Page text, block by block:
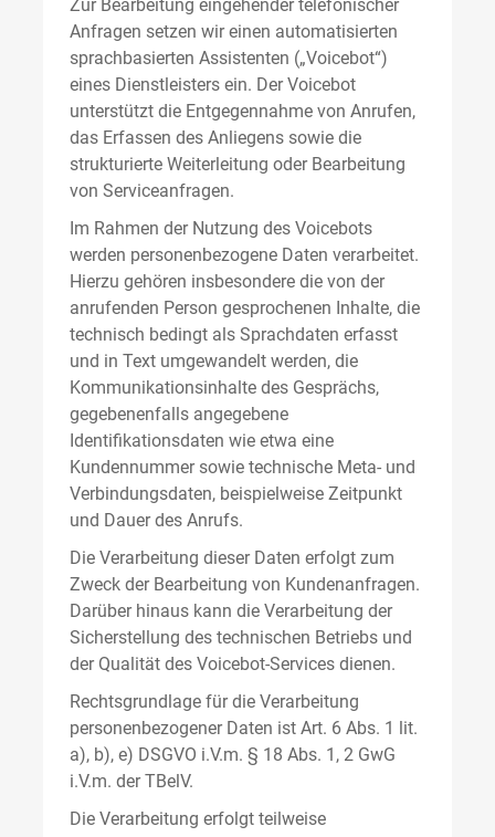
Zur Bearbeitung eingehender telefonischer
Anfragen setzen wir einen automatisierten
sprachbasierten Assistenten („Voicebot“)
eines Dienstleisters ein. Der Voicebot
unterstützt die Entgegennahme von Anrufen,
das Erfassen des Anliegens sowie die
strukturierte Weiterleitung oder Bearbeitung
von Serviceanfragen.
Im Rahmen der Nutzung des Voicebots
werden personenbezogene Daten verarbeitet.
Hierzu gehören insbesondere die von der
anrufenden Person gesprochenen Inhalte, die
technisch bedingt als Sprachdaten erfasst
und in Text umgewandelt werden, die
Kommunikationsinhalte des Gesprächs,
gegebenenfalls angegebene
Identifikationsdaten wie etwa eine
Kundennummer sowie technische Meta- und
Verbindungsdaten, beispielweise Zeitpunkt
und Dauer des Anrufs.
Die Verarbeitung dieser Daten erfolgt zum
Zweck der Bearbeitung von Kundenanfragen.
Darüber hinaus kann die Verarbeitung der
Sicherstellung des technischen Betriebs und
der Qualität des Voicebot-Services dienen.
Rechtsgrundlage für die Verarbeitung
personenbezogener Daten ist Art. 6 Abs. 1 lit.
a), b), e) DSGVO i.V.m. § 18 Abs. 1, 2 GwG
i.V.m. der TBelV.
Die Verarbeitung erfolgt teilweise